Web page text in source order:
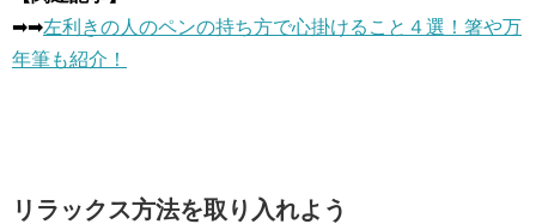
➡︎➡︎左利きの人のペンの持ち方で心掛けること４選！箸や万
年筆も紹介！
リラックス方法を取り入れよう